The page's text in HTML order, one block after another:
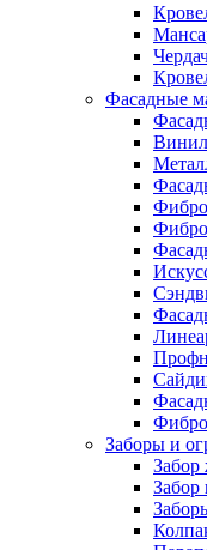
Фасадные
Заборы и
Забор
Забор